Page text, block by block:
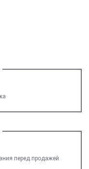
перед продажей